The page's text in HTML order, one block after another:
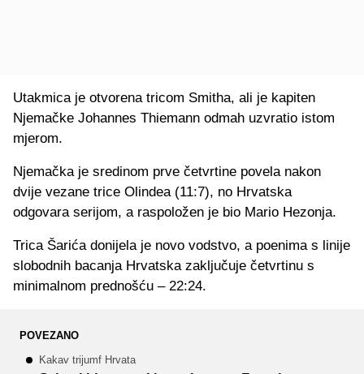
Utakmica je otvorena tricom Smitha, ali je kapiten
Njemačke Johannes Thiemann odmah uzvratio istom
mjerom.
Njemačka je sredinom prve četvrtine povela nakon
dvije vezane trice Olindea (11:7), no Hrvatska
odgovara serijom, a raspoložen je bio Mario Hezonja.
Trica Šarića donijela je novo vodstvo, a poenima s linije
slobodnih bacanja Hrvatska zaključuje četvrtinu s
minimalnom prednošću – 22:24.
POVEZANO
Kakav trijumf Hrvata